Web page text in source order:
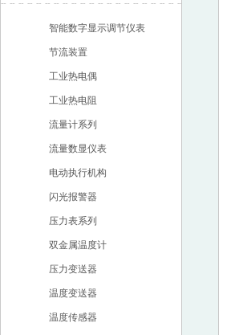
智能数字显示调节仪表
节流装置
工业热电偶
工业热电阻
流量计系列
流量数显仪表
电动执行机构
闪光报警器
压力表系列
双金属温度计
压力变送器
温度变送器
温度传感器